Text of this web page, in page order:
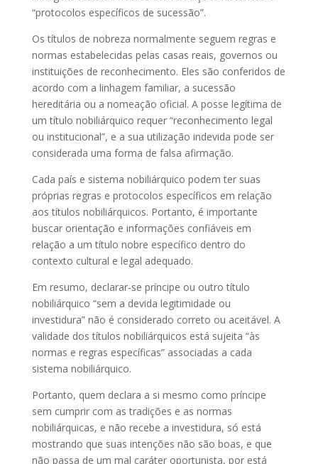
“protocolos específicos de sucessão”.
Os títulos de nobreza normalmente seguem regras e
normas estabelecidas pelas casas reais, governos ou
instituições de reconhecimento. Eles são conferidos de
acordo com a linhagem familiar, a sucessão
hereditária ou a nomeação oficial. A posse legítima de
um título nobiliárquico requer “reconhecimento legal
ou institucional”, e a sua utilização indevida pode ser
considerada uma forma de falsa afirmação.
Cada país e sistema nobiliárquico podem ter suas
próprias regras e protocolos específicos em relação
aos títulos nobiliárquicos. Portanto, é importante
buscar orientação e informações confiáveis em
relação a um título nobre específico dentro do
contexto cultural e legal adequado.
Em resumo, declarar-se príncipe ou outro título
nobiliárquico “sem a devida legitimidade ou
investidura” não é considerado correto ou aceitável. A
validade dos títulos nobiliárquicos está sujeita “às
normas e regras específicas” associadas a cada
sistema nobiliárquico.
Portanto, quem declara a si mesmo como príncipe
sem cumprir com as tradições e as normas
nobiliárquicas, e não recebe a investidura, só está
mostrando que suas intenções não são boas, e que
não passa de um mal caráter oportunista, por está